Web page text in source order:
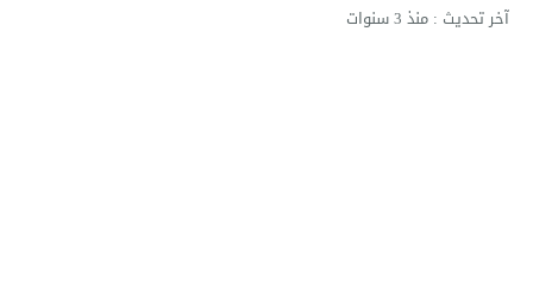
آخر تحديث : منذ 3 سنوات